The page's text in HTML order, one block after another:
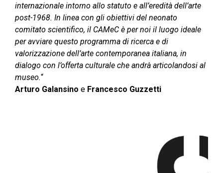
internazionale intorno allo statuto e all’eredità dell’arte
post-1968. In linea con gli obiettivi del neonato
comitato scientifico, il CAMeC è per noi il luogo ideale
per avviare questo programma di ricerca e di
valorizzazione dell’arte contemporanea italiana, in
dialogo con l’offerta culturale che andrà articolandosi al
museo.“
Arturo Galansino e Francesco Guzzetti